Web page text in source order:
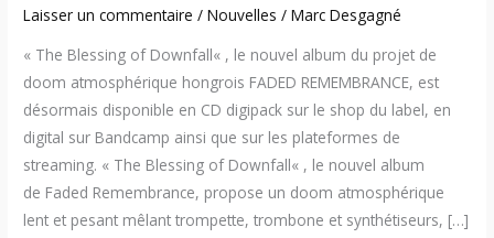
Laisser un commentaire /Nouvelles /Marc Desgagné
« The Blessing of Downfall« , le nouvel album du projet de
doom atmosphérique hongrois FADED REMEMBRANCE, est
désormais disponible en CD digipack sur le shop du label, en
digital sur Bandcamp ainsi que sur les plateformes de
streaming. « The Blessing of Downfall« , le nouvel album
de Faded Remembrance, propose un doom atmosphérique
lent et pesant mêlant trompette, trombone et synthétiseurs, […]